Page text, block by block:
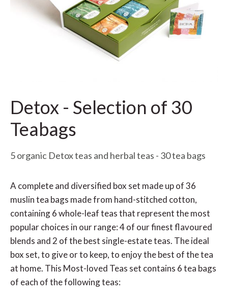
Detox - Selection of 30
Teabags
5 organic Detox teas and herbal teas - 30 tea bags
A complete and diversified box set made up of 36
muslin tea bags made from hand-stitched cotton,
containing 6 whole-leaf teas that represent the most
popular choices in our range: 4 of our finest flavoured
blends and 2 of the best single-estate teas. The ideal
box set, to give or to keep, to enjoy the best of the tea
at home. This Most-loved Teas set contains 6 tea bags
of each of the following teas: